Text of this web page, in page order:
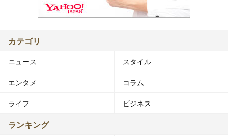
カテゴリ
ニュース スタイル
エンタメ コラム
ライフ ビジネス
ランキング